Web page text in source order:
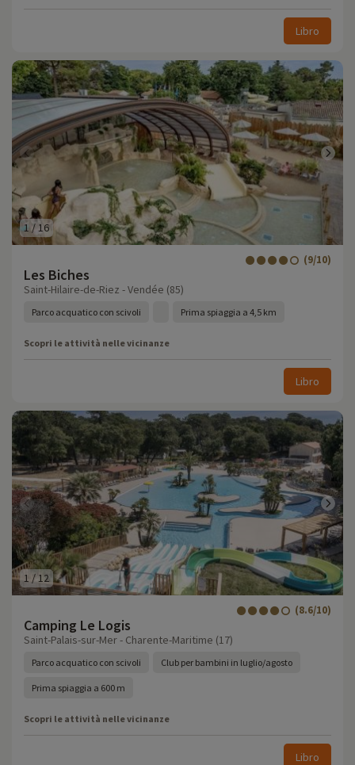
Libro
1 /16
Les Biches
(9/10)
Saint-Hilaire-de-Riez - Vendée (85)
Parco acquatico con scivoli Prima spiaggia a 4,5 km
Scopri le attività nelle vicinanze
Libro
1 /12
Camping Le Logis
(8.6/10)
Saint-Palais-sur-Mer - Charente-Maritime (17)
Parco acquatico con scivoli Club per bambini in luglio/agosto
Prima spiaggia a 600 m
Scopri le attività nelle vicinanze
Libro